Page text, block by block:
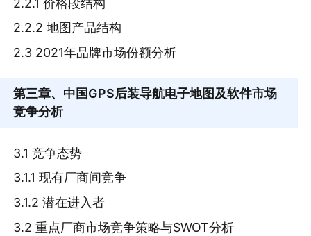
2.2.1 价格段结构
2.2.2 地图产品结构
2.3 2021年品牌市场份额分析
第三章、中国GPS后装导航电子地图及软件市场
竞争分析
3.1 竞争态势
3.1.1 现有厂商间竞争
3.1.2 潜在进入者
3.2 重点厂商市场竞争策略与SWOT分析